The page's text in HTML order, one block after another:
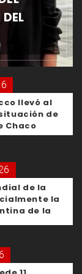
llevó al
de
Chaco
de la
la
de la